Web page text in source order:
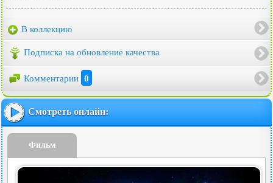
В коллекцию
Подписка на обновление качества
Комментарии 0
Смотреть онлайн:
Фильм